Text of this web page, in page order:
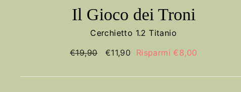
Il Gioco dei Troni
Cerchietto 1.2 Titanio
Prezzo
€19,90
Prezzo
€11,90 Risparmi €8,00